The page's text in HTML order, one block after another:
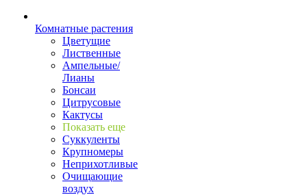
Комнатные растения
Цветущие
Лиственные
Ампельные/
Лианы
Бонсаи
Цитрусовые
Кактусы
Показать еще
Суккуленты
Крупномеры
Неприхотливые
Очищающие
воздух